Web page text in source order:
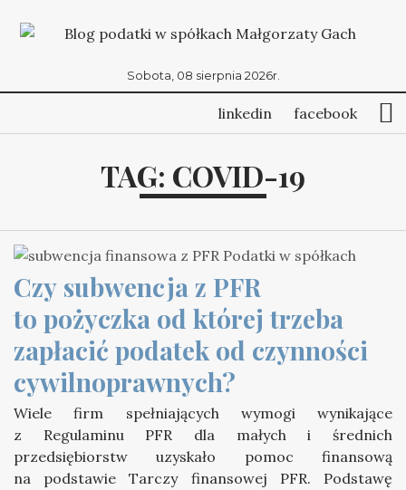
Sobota, 08 sierpnia 2026r.
linkedin facebook
TAG: COVID-19
Czy subwencja z PFR
to pożyczka od której trzeba
zapłacić podatek od czynności
cywilnoprawnych?
Wiele firm spełniających wymogi wynikające
z Regulaminu PFR dla małych i średnich
przedsiębiorstw uzyskało pomoc finansową
na podstawie Tarczy finansowej PFR. Podstawę